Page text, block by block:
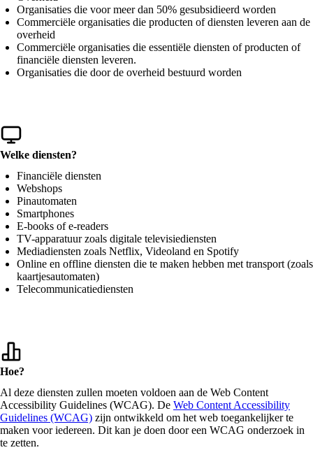
Organisaties die voor meer dan 50% gesubsidieerd worden
Commerciële organisaties die producten of diensten leveren aan de
overheid
Commerciële organisaties die essentiële diensten of producten of
financiële diensten leveren.
Organisaties die door de overheid bestuurd worden
Welke diensten?
Financiële diensten
Webshops
Pinautomaten
Smartphones
E-books of e-readers
TV-apparatuur zoals digitale televisiediensten
Mediadiensten zoals Netflix, Videoland en Spotify
Online en offline diensten die te maken hebben met transport (zoals
kaartjesautomaten)
Telecommunicatiediensten
Hoe?
Al deze diensten zullen moeten voldoen aan de Web Content
Accessibility Guidelines (WCAG). De Web Content Accessibility
Guidelines (WCAG) zijn ontwikkeld om het web toegankelijker te
maken voor iedereen. Dit kan je doen door een WCAG onderzoek in
te zetten.